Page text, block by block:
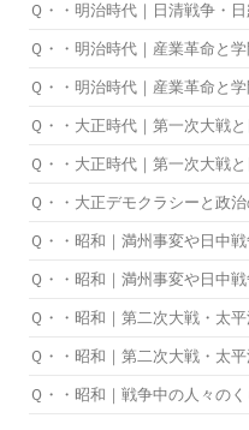
Ｑ・・明治時代｜日清戦争・日
Ｑ・・明治時代｜産業革命と学
Ｑ・・明治時代｜産業革命と学
Ｑ・・大正時代｜第一次大戦と
Ｑ・・大正時代｜第一次大戦と
Ｑ・・大正デモクラシーと政治
Ｑ・・昭和｜満州事変や日中戦
Ｑ・・昭和｜満州事変や日中戦
Ｑ・・昭和｜第二次大戦・太平
Ｑ・・昭和｜第二次大戦・太平
Ｑ・・昭和｜戦争中の人々のく